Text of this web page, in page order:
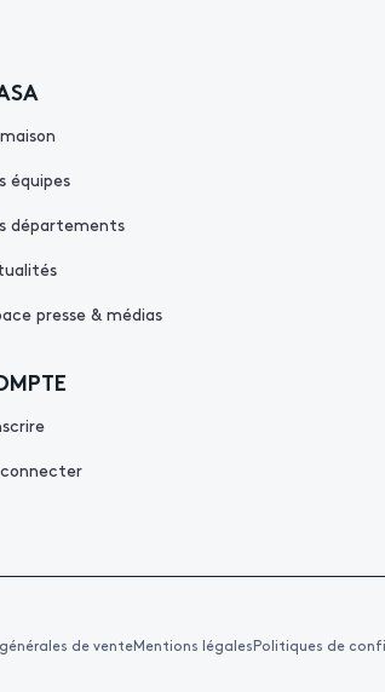
équipes
départements
presse & médias
de venteMentions légalesPolitiques de